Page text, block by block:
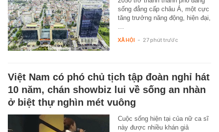
sống đẳng cấp châu Á, một cực
tăng trưởng năng động, hiện đại,
…
XÃ HỘI - 27 phút trước
Việt Nam có phó chủ tịch tập đoàn nghỉ hát
10 năm, chán showbiz lui về sống an nhàn
ở biệt thự nghìn mét vuông
Cuộc sống hiện tại của nữ ca sĩ
này được nhiều khán giả